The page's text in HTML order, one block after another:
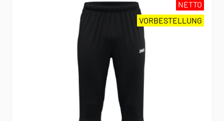
NETTO
VORBESTELLUNG